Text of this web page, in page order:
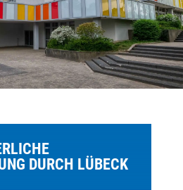
DURCH LÜBECK